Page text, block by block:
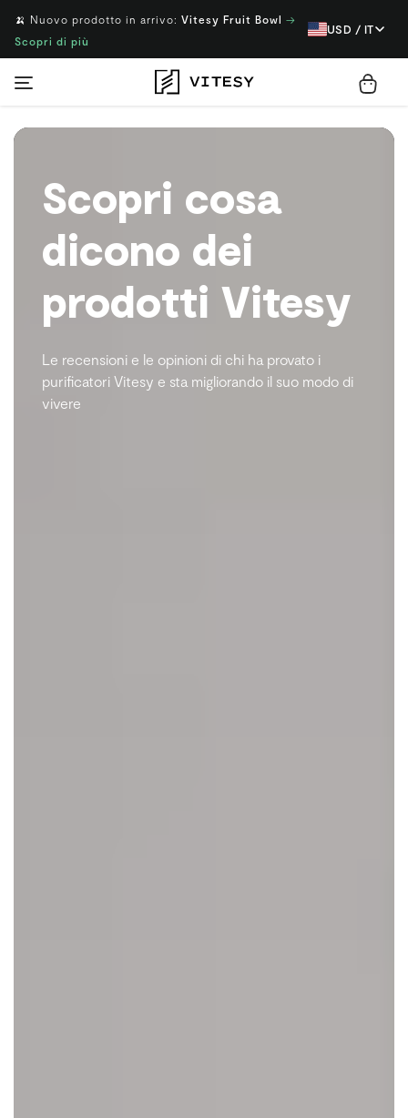
🍌 Nuovo prodotto in arrivo: Vitesy Fruit Bowl →
Scopri di più
USD / IT
Scopri cosa
dicono dei
prodotti Vitesy
Le recensioni e le opinioni di chi ha provato i
purificatori Vitesy e sta migliorando il suo modo di
vivere